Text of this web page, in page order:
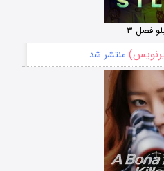
فصل ۳
منتشر شد